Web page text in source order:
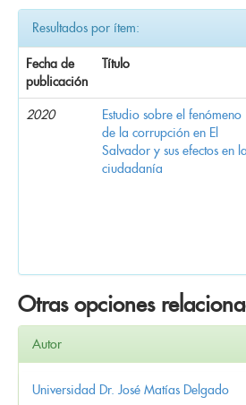
Resultados por ítem:
Fecha de
publicación
Título
2020
Estudio sobre el fenómeno
de la corrupción en El
Salvador y sus efectos en la
ciudadanía
Otras opciones
Autor
Universidad Dr. José Matías Delgado